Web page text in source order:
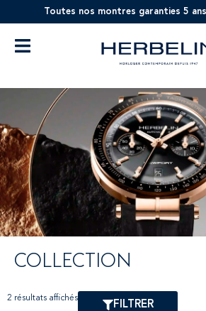
Toutes nos montres garanties 5 ans
COLLECTION
2 résultats affichés
FILTRER